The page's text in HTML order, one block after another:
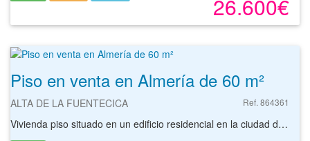
26.600€
Piso en venta en Almería de 60 m²
ALTA DE LA FUENTECICA Ref. 864361
Vivienda piso situado en un edificio residencial en la ciudad de Almería.